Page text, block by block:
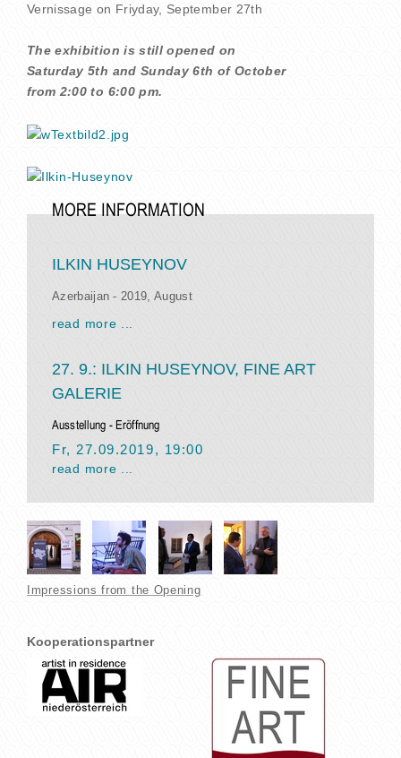
Vernissage on Friyday, September 27th
The exhibition is still opened on
Saturday 5th and Sunday 6th of October
from 2:00 to 6:00 pm.
MORE INFORMATION
ILKIN HUSEYNOV
Azerbaijan - 2019, August
read more ...
27. 9.: ILKIN HUSEYNOV, FINE ART
GALERIE
Ausstellung - Eröffnung
Fr, 27.09.2019, 19:00
read more ...
Impressions from the Opening
Kooperationspartner